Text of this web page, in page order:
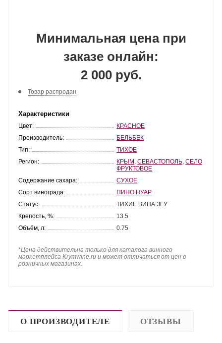
Минимальная цена при
заказе онлайн:
2 000 руб.
Товар распродан
Характеристики
Цвет:
КРАСНОЕ
Производитель:
БЕЛЬБЕК
Тип:
ТИХОЕ
Регион:
КРЫМ ,СЕВАСТОПОЛЬ ,СЕЛО
ФРУКТОВОЕ
Содержание сахара:
СУХОЕ
Сорт винограда:
ПИНО НУАР
Статус:
ТИХИЕ ВИНА ЗГУ
Крепость, %:
13.5
Объём, л:
0.75
*Цена действительна только для каталога винного
маркетплейса Krymwine.ru и может отличаться от цен в
розничных магазинах.
О ПРОИЗВОДИТЕЛЕ ОТЗЫВЫ